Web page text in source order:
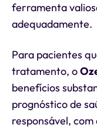
ferramenta
adequadamente.
Para pacientes
tratamento, o
benefícios
prognóstico de
responsável,